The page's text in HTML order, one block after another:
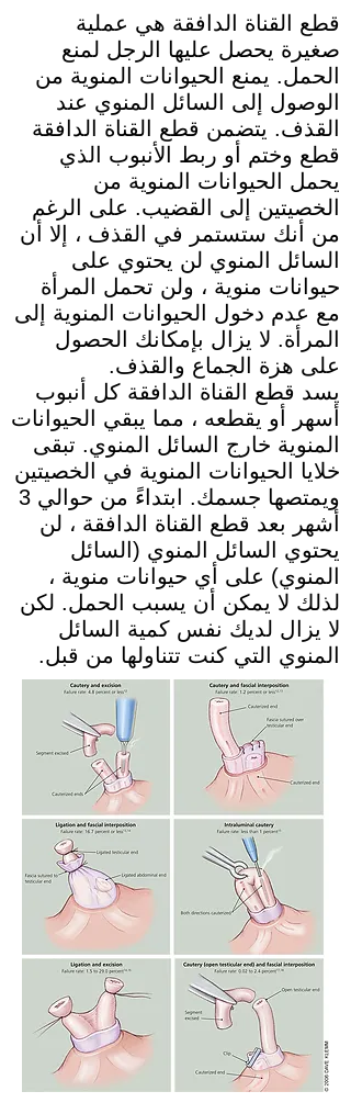
قطع القناة الدافقة هي عملية
صغيرة يحصل عليها الرجل لمنع
الحمل. يمنع الحيوانات المنوية من
الوصول إلى السائل المنوي عند
القذف. يتضمن قطع القناة الدافقة
قطع وختم أو ربط الأنبوب الذي
يحمل الحيوانات المنوية من
الخصيتين إلى القضيب. على الرغم
من أنك ستستمر في القذف ، إلا أن
السائل المنوي لن يحتوي على
حيوانات منوية ، ولن تحمل المرأة
مع عدم دخول الحيوانات المنوية إلى
المرأة. لا يزال بإمكانك الحصول
على هزة الجماع والقذف.
يسد قطع القناة الدافقة كل أنبوب
أسهر أو يقطعه ، مما يبقي الحيوانات
المنوية خارج السائل المنوي. تبقى
خلايا الحيوانات المنوية في الخصيتين
ويمتصها جسمك. ابتداءً من حوالي 3
أشهر بعد قطع القناة الدافقة ، لن
يحتوي السائل المنوي (السائل
المنوي) على أي حيوانات منوية ،
لذلك لا يمكن أن يسبب الحمل. لكن
لا يزال لديك نفس كمية السائل
المنوي التي كنت تتناولها من قبل.